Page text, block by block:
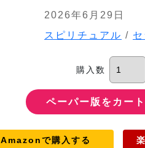
2026年6月29日
スピリチュアル /
購入数
Amazonで購入する